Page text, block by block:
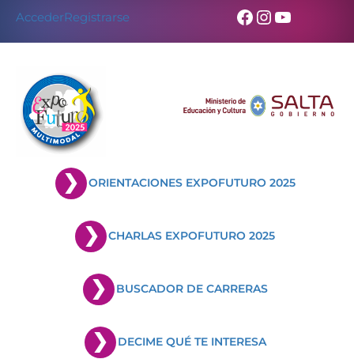
content
AccederRegistrarse Facebook
Instagram
YouTube
ORIENTACIONES EXPOFUTURO 2025
CHARLAS EXPOFUTURO 2025
BUSCADOR DE CARRERAS
DECIME QUÉ TE INTERESA